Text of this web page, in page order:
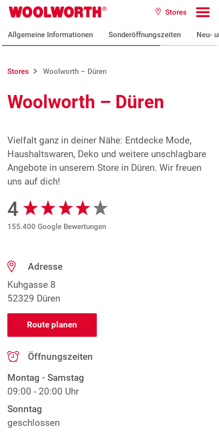
Zum Hauptinhalt
Woolworth GmbH Stores
Allgemeine Informationen Sonderöffnungszeiten Neu-
Stores Woolworth – Düren
Woolworth – Düren
Vielfalt ganz in deiner Nähe: Entdecke Mode,
Haushaltswaren, Deko und weitere unschlagbare
Angebote in unserem Store in Düren. Wir freuen
uns auf dich!
Google Bewertungen
4
155.400 Google Bewertungen
Adresse
Kuhgasse 8
52329 Düren
Route planen
Öffnungszeiten
Montag - Samstag
09:00 - 20:00 Uhr
Sonntag
geschlossen